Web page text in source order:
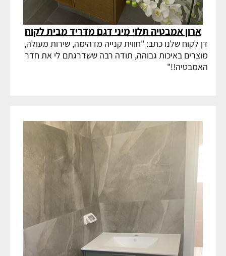
ארון אמבטיה תלוי מיני דגם מדריד מבית לקוח
דן לקוח שלנו כתב: "חווית קנייה מדהימה, שירות מעולה,
מוצרים באיכות גבוהה, תודה רבה ששדרגתם לי את חדר
האמבטיה!!"